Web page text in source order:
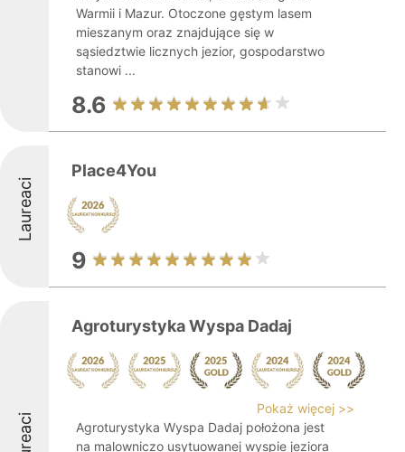
Warmii i Mazur. Otoczone gęstym lasem
mieszanym oraz znajdujące się w
sąsiedztwie licznych jezior, gospodarstwo
stanowi ...
8.6
Laureaci
Place4You
9
Agroturystyka Wyspa Dadaj
Pokaż więcej >>
Agroturystyka Wyspa Dadaj położona jest
na malowniczo usytuowanej wyspie jeziora